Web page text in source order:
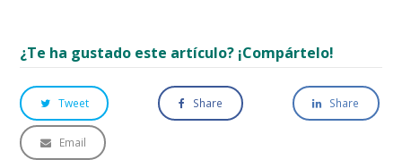
¿Te ha gustado este artículo? ¡Compártelo!
Tweet Share Share
Email